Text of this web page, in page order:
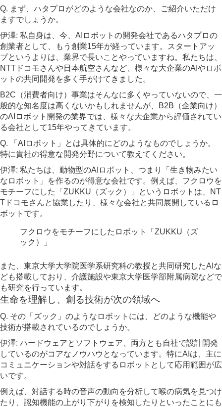
Q. まず、ハタプロがどのような会社なのか、ご紹介いただけ
ますでしょうか。
伊澤: 私自身は、今、AIロボットの開発会社であるハタプロの
創業者として、もう創業15年が経っています。スタートアッ
プというよりは、業界で長いことやっていますね。私たちは、
NTTドコモさんや日本航空さんなど、様々な大企業のAIやロボ
ットの共同開発を多く手がけてきました。
B2C（消費者向け）事業はそんなに多くやっていないので、一
般的な知名度は高くないかもしれませんが、B2B（企業向け）
のAIロボット開発の業界では、様々な大企業から評価されてい
る会社として15年やってきています。
Q. 「AIロボット」とは具体的にどのようなものでしょうか。
特に貴社の得意な開発分野について教えてください。
伊澤: 私たちは、動物型のAIロボット、つまり「生き物みたい
なロボット」を作るのが得意な会社です。例えば、フクロウを
モチーフにした「ZUKKU（ズック）」というロボットは、NT
Tドコモさんと協業したり、様々な会社と共同展開しているロ
ボットです。
フクロウをモチーフにしたロボット「ZUKKU（ズ
ック）」
また、東京大学大学院医学系研究科の教授と共同研究したAIな
ども搭載しており、介護施設や東京大学医学部附属病院などで
も研究を行っています。
生命を理解し、創る技術が次の領域へ
Q. その「ズック」のようなロボットには、どのような機能や
技術が搭載されているのでしょうか。
伊澤: ハードウェアとソフトウェア、両方とも自社で設計開発
しているのがコアなノウハウとなっています。特にAIは、主に
コミュニケーションや対話をするロボットとして応用範囲が広
いです。
例えば、対話する時の音声の動向を分析して喉の病気を見つけ
たり、認知機能の上がり下がりを検知したりといったことにも